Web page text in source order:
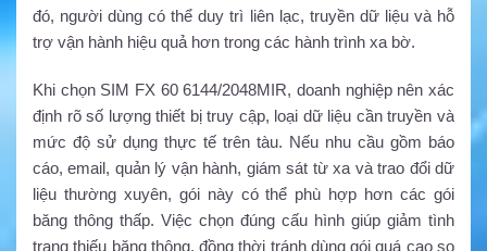
đó, người dùng có thể duy trì liên lạc, truyền dữ liệu và hỗ
trợ vận hành hiệu quả hơn trong các hành trình xa bờ.
Khi chọn SIM FX 60 6144/2048MIR, doanh nghiệp nên xác
định rõ số lượng thiết bị truy cập, loại dữ liệu cần truyền và
mức độ sử dụng thực tế trên tàu. Nếu nhu cầu gồm báo
cáo, email, quản lý vận hành, giám sát từ xa và trao đổi dữ
liệu thường xuyên, gói này có thể phù hợp hơn các gói
băng thông thấp. Việc chọn đúng cấu hình giúp giảm tình
trạng thiếu băng thông, đồng thời tránh dùng gói quá cao so